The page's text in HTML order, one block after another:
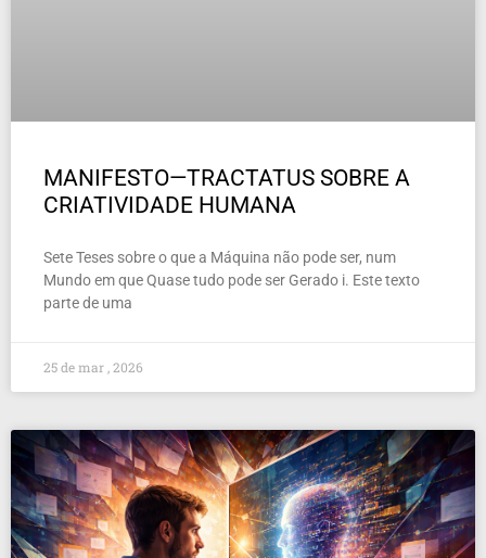
MANIFESTO—TRACTATUS SOBRE A
CRIATIVIDADE HUMANA
Sete Teses sobre o que a Máquina não pode ser, num
Mundo em que Quase tudo pode ser Gerado i. Este texto
parte de uma
25 de mar , 2026